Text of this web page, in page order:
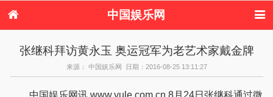
中国娱乐网
电视剧
演唱会 综艺节目
偶像活动
张继科拜访黄永玉 奥运冠军为老艺术家戴金牌
来源： 中国娱乐网 日期：2016-08-25 13:11:27